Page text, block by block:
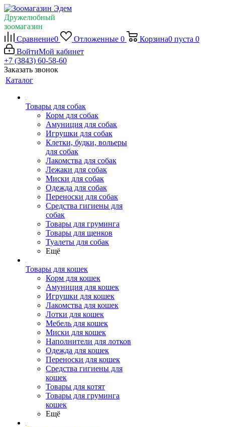
Дружелюбный
зоомагазин
Сравнение0 Отложенные 0 Корзина0 пуста 0
ВойтиМой кабинет
+7 (3843) 60-58-60
Заказать звонок
Каталог
Товары для собак
Корм для собак
Амуниция для собак
Игрушки для собак
Клетки, будки, вольеры
для собак
Лакомства для собак
Лежаки для собак
Миски для собак
Одежда для собак
Переноски для собак
Средства гигиены для
собак
Товары для груминга
Товары для щенков
Туалеты для собак
Ещё
Товары для кошек
Корм для кошек
Амуниция для кошек
Игрушки для кошек
Лакомства для кошек
Лотки для кошек
Мебель для кошек
Миски для кошек
Наполнители для лотков
Одежда для кошек
Переноски для кошек
Средства гигиены для
кошек
Товары для котят
Товары для груминга
кошек
Ещё